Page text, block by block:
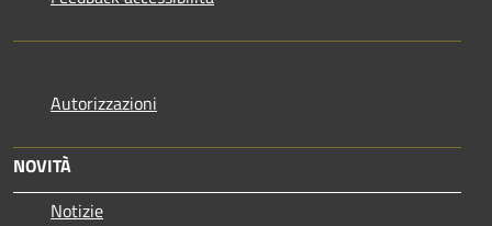
Autorizzazioni
NOVITÀ
Notizie